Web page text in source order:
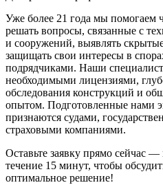
Уже более 21 года мы помогаем
решать вопросы, связанные с
и сооружений, выявлять
защищать свои интересы в
подрядчиками. Наши
необходимыми лицензиями,
обследования конструкций и
опытом. Подготовленные нами
признаются судами,
страховыми компаниями.
Оставьте заявку прямо сейчас
течение 15 минут, чтобы
оптимальное решение!